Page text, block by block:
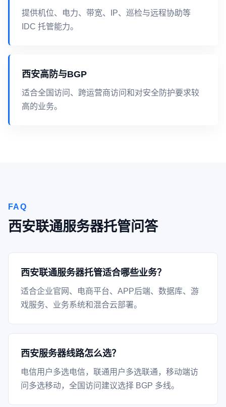
提供机位、电力、带宽、IP、巡检与远程协助等
IDC 托管能力。
西安高防与BGP
适合全国访问、跨运营商访问和对安全防护要求较
高的业务。
FAQ
西安联通服务器托管问答
西安联通服务器托管适合哪些业务？
适合企业官网、电商平台、APP后端、数据库、游
戏服务、业务系统和混合云部署。
西安服务器线路怎么选？
电信用户多选电信，联通用户多选联通，移动端访
问多选移动，全国访问建议选择 BGP 多线。